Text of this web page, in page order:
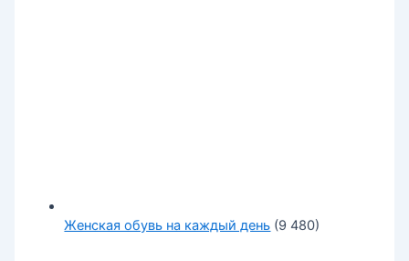
Женская обувь на каждый день (9 480)